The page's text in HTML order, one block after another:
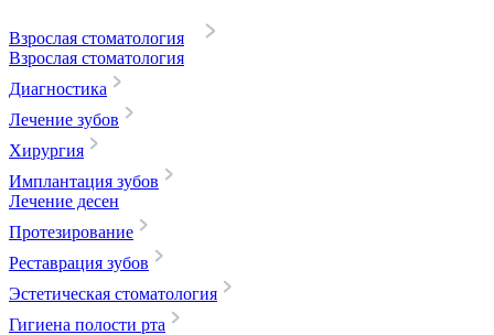
Взрослая стоматология
Взрослая стоматология
Диагностика
Лечение зубов
Хирургия
Имплантация зубов
Лечение десен
Протезирование
Реставрация зубов
Эстетическая стоматология
Гигиена полости рта